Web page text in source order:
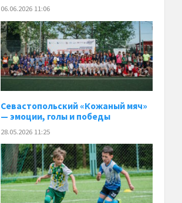
06.06.2026 11:06
️Севастопольский «Кожаный мяч»
— эмоции, голы и победы
28.05.2026 11:25